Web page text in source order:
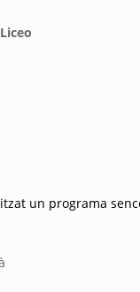
un programa